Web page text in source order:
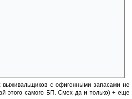
выживальщиков с офигенными запасами не
этого самого БП. Смех да и только) + еще